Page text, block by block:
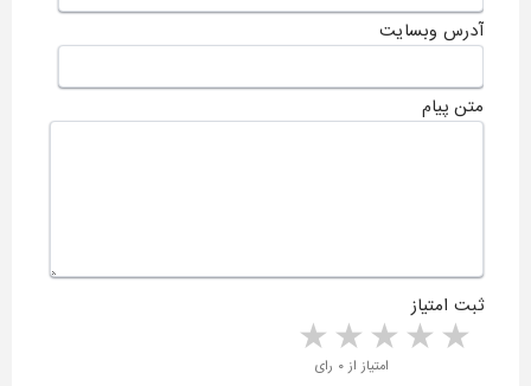
آدرس وبسایت
متن پیام
ثبت امتیاز
4 stars 3 stars 2 stars 1 star امتیاز از ۰ رای